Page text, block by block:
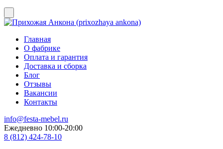
Главная
О фабрике
Оплата и гарантия
Доставка и сборка
Блог
Отзывы
Вакансии
Контакты
info@festa-mebel.ru
Ежедневно 10:00-20:00
8 (812) 424-78-10